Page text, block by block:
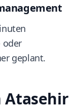
oder
geplant.
Atasehir